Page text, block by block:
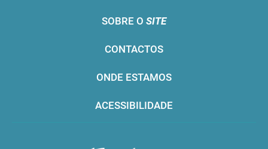
SOBRE O SITE
CONTACTOS
ONDE ESTAMOS
ACESSIBILIDADE